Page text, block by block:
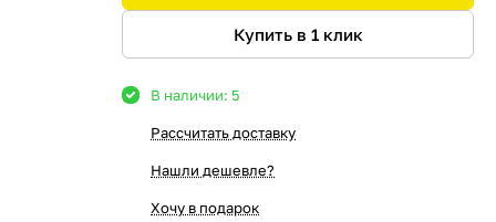
Купить в 1 клик
В наличии: 5
Рассчитать доставку
Нашли дешевле?
Хочу в подарок